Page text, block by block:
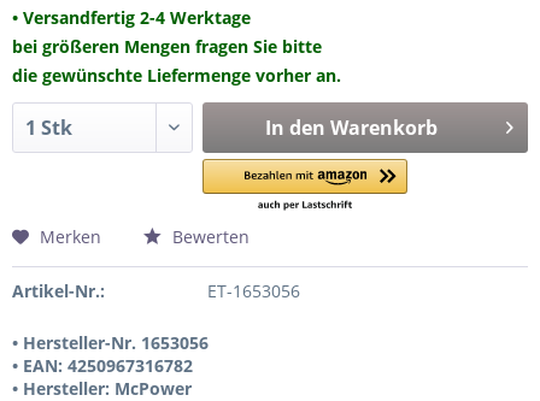
• Versandfertig 2-4 Werktage
bei größeren Mengen fragen Sie bitte
die gewünschte Liefermenge vorher an.
In den Warenkorb
Merken Bewerten
Artikel-Nr.: ET-1653056
• Hersteller-Nr. 1653056
• EAN: 4250967316782
• Hersteller: McPower